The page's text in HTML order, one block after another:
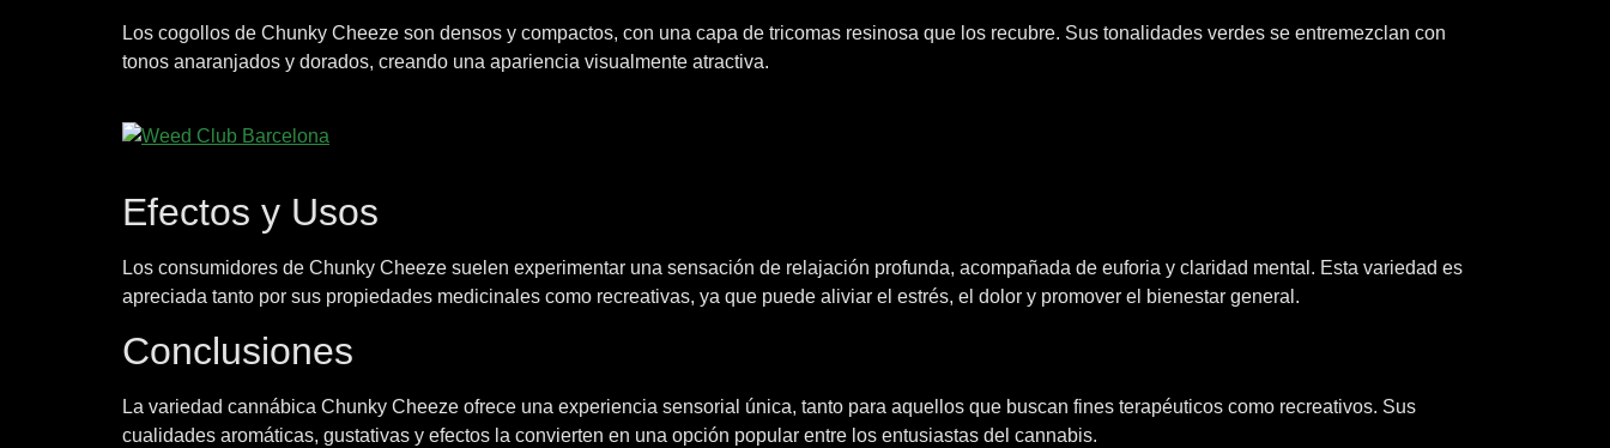
Los cogollos de Chunky Cheeze son densos y compactos, con una capa de tricomas resinosa que los recubre. Sus tonalidades verdes se entremezclan con
tonos anaranjados y dorados, creando una apariencia visualmente atractiva.
Efectos y Usos
Los consumidores de Chunky Cheeze suelen experimentar una sensación de relajación profunda, acompañada de euforia y claridad mental. Esta variedad es
apreciada tanto por sus propiedades medicinales como recreativas, ya que puede aliviar el estrés, el dolor y promover el bienestar general.
Conclusiones
La variedad cannábica Chunky Cheeze ofrece una experiencia sensorial única, tanto para aquellos que buscan fines terapéuticos como recreativos. Sus
cualidades aromáticas, gustativas y efectos la convierten en una opción popular entre los entusiastas del cannabis.